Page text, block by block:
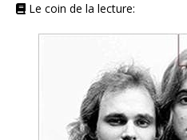
Le coin de la lecture: